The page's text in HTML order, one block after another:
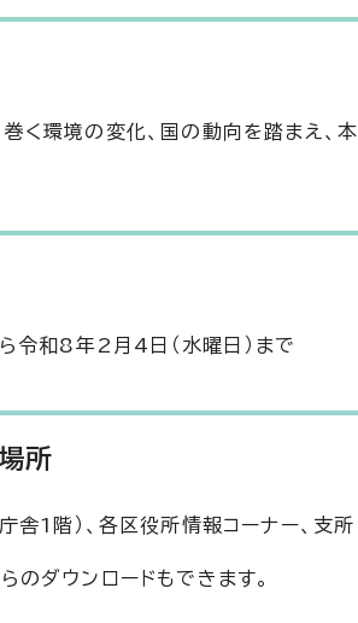
く環境の変化、国の動向を踏まえ、
令和8年2月4日（水曜日）まで
所
舎1階）、各区役所情報コーナー、支所
のダウンロードもできます。